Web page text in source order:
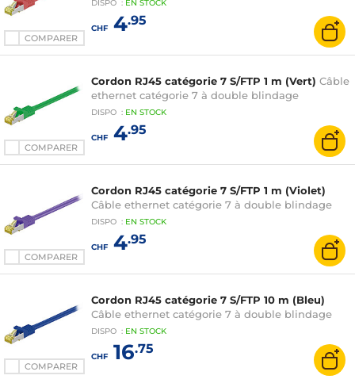
COMPARER
DISPO : EN STOCK
CHF4.95
COMPARER
Cordon RJ45 catégorie 7 S/FTP 1 m (Vert) Câble
ethernet catégorie 7 à double blindage
DISPO : EN STOCK
CHF4.95
COMPARER
Cordon RJ45 catégorie 7 S/FTP 1 m (Violet)
Câble ethernet catégorie 7 à double blindage
DISPO : EN STOCK
CHF4.95
COMPARER
Cordon RJ45 catégorie 7 S/FTP 10 m (Bleu)
Câble ethernet catégorie 7 à double blindage
DISPO : EN STOCK
CHF16.75